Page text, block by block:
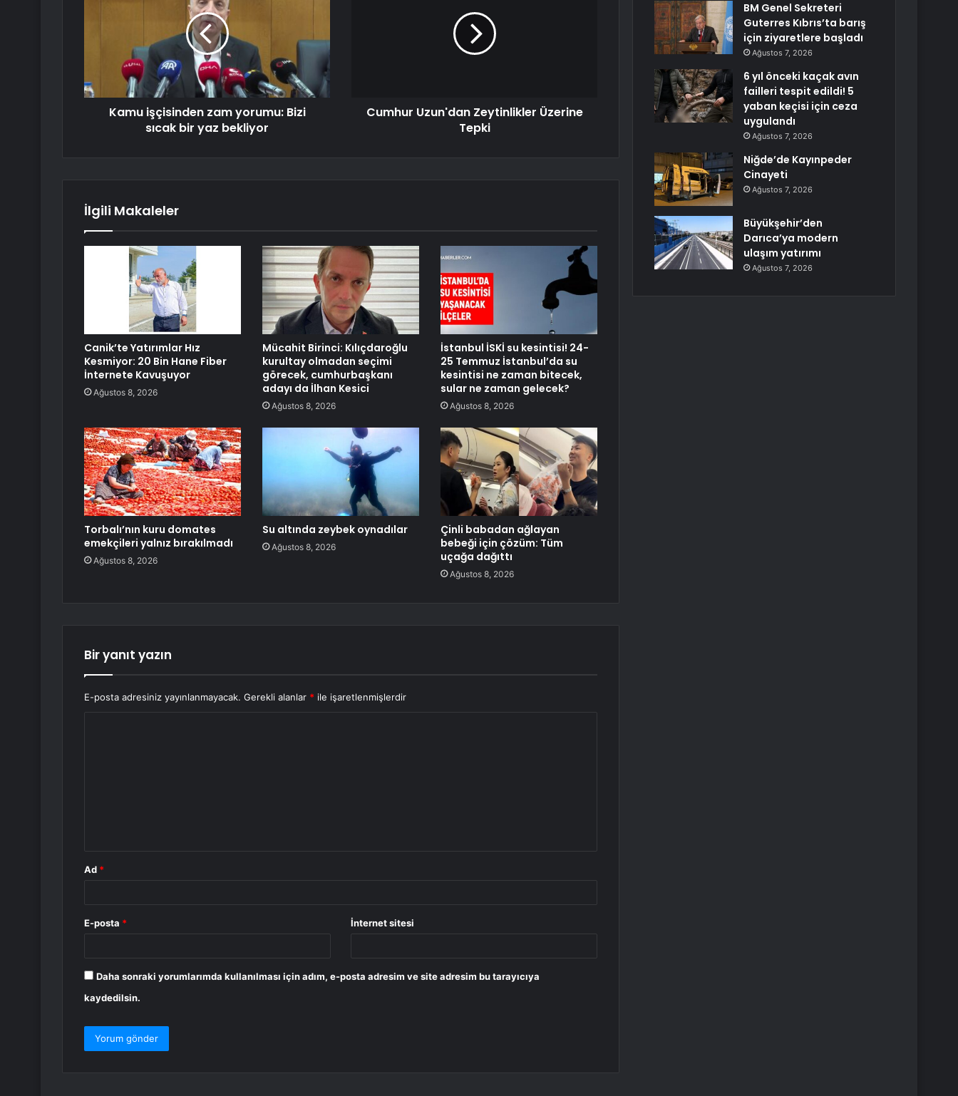
Kamu işçisinden zam yorumu: Bizi
sıcak bir yaz bekliyor
Cumhur Uzun'dan Zeytinlikler Üzerine
Tepki
İlgili Makaleler
Canik’te Yatırımlar Hız
Kesmiyor: 20 Bin Hane Fiber
İnternete Kavuşuyor
Ağustos 8, 2026
Mücahit Birinci: Kılıçdaroğlu
kurultay olmadan seçimi
görecek, cumhurbaşkanı
adayı da İlhan Kesici
Ağustos 8, 2026
İstanbul İSKİ su kesintisi! 24-
25 Temmuz İstanbul’da su
kesintisi ne zaman bitecek,
sular ne zaman gelecek?
Ağustos 8, 2026
Torbalı’nın kuru domates
emekçileri yalnız bırakılmadı
Ağustos 8, 2026
Su altında zeybek oynadılar
Ağustos 8, 2026
Çinli babadan ağlayan
bebeği için çözüm: Tüm
uçağa dağıttı
Ağustos 8, 2026
Bir yanıt yazın
E-posta adresiniz yayınlanmayacak. Gerekli alanlar * ile işaretlenmişlerdir
Ad *
E-posta * İnternet sitesi
Daha sonraki yorumlarımda kullanılması için adım, e-posta adresim ve site adresim bu tarayıcıya
kaydedilsin.
BM Genel Sekreteri
Guterres Kıbrıs’ta barış
için ziyaretlere başladı
Ağustos 7, 2026
6 yıl önceki kaçak avın
failleri tespit edildi! 5
yaban keçisi için ceza
uygulandı
Ağustos 7, 2026
Niğde’de Kayınpeder
Cinayeti
Ağustos 7, 2026
Büyükşehir’den
Darıca’ya modern
ulaşım yatırımı
Ağustos 7, 2026